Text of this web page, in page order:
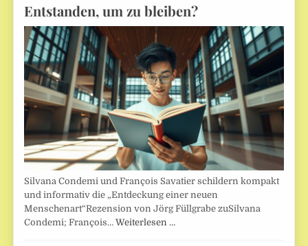
Entstanden, um zu bleiben?
Silvana Condemi und François Savatier schildern kompakt
und informativ die „Entdeckung einer neuen
Menschenart“Rezension von Jörg Füllgrabe zuSilvana
Condemi; François…Weiterlesen …